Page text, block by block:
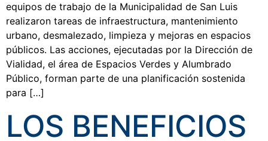
equipos de trabajo de la Municipalidad de San Luis
realizaron tareas de infraestructura, mantenimiento
urbano, desmalezado, limpieza y mejoras en espacios
públicos. Las acciones, ejecutadas por la Dirección de
Vialidad, el área de Espacios Verdes y Alumbrado
Público, forman parte de una planificación sostenida
para […]
LOS BENEFICIOS